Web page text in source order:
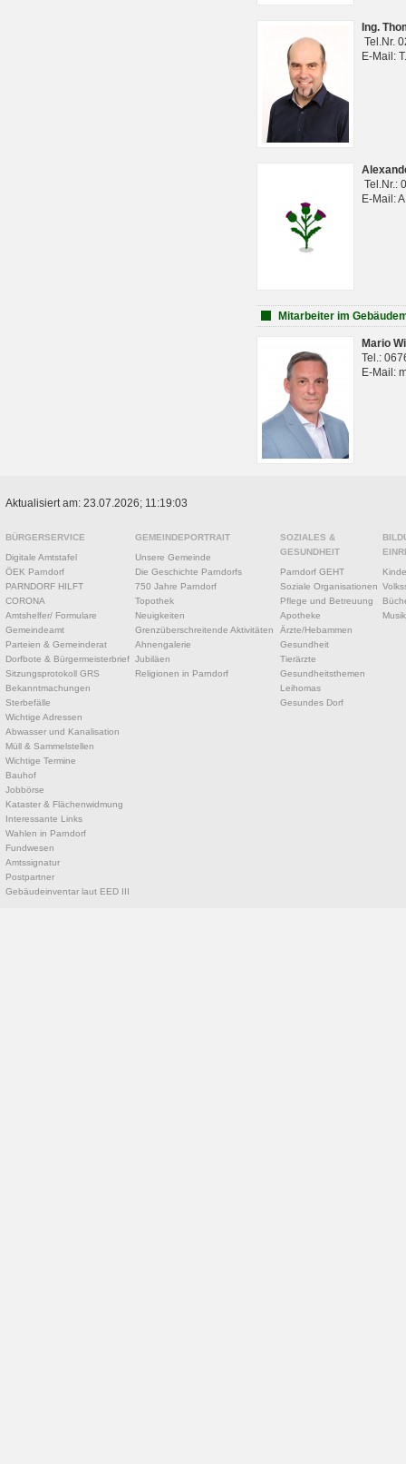
Ing.
Tel.Nr.
E-Mail:
Tel.Nr.:
E-Mail:
Mitarbeiter im
Mario
Tel.:
E-Mail:
Aktualisiert am: 23.07.2026; 11:19:03
BÜRGERSERVICE
Digitale Amtstafel
ÖEK Parndorf
PARNDORF HILFT
CORONA
Amtshelfer/ Formulare
Gemeindeamt
Parteien & Gemeinderat
Dorfbote & Bürgermeisterbrief
Sitzungsprotokoll GRS
Bekanntmachungen
Sterbefälle
Wichtige Adressen
Abwasser und Kanalisation
Müll & Sammelstellen
Wichtige Termine
Bauhof
Jobbörse
Kataster & Flächenwidmung
Interessante Links
Wahlen in Parndorf
Fundwesen
Amtssignatur
Postpartner
Gebäudeinventar laut EED III
GEMEINDEPORTRAIT
Unsere Gemeinde
Die Geschichte Parndorfs
750 Jahre Parndorf
Topothek
Neuigkeiten
Grenzüberschreitende Aktivitäten
Ahnengalerie
Jubiläen
Religionen in Parndorf
SOZIALES &
GESUNDHEIT
Parndorf GEHT
Soziale Organisationen
Pflege und Betreuung
Apotheke
Ärzte/Hebammen
Gesundheit
Tierärzte
Gesundheitsthemen
Leihomas
Gesundes Dorf